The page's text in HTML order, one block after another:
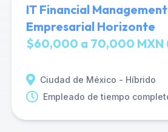
IT Financial
Empresarial Horizonte
$60,000 a 70,000 MXN
Ciudad de México - Híbrido
Empleado de tiempo